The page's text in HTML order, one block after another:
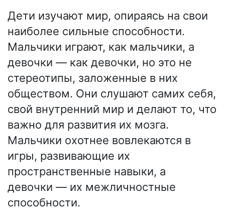
Дети изучают мир, опираясь на свои
наиболее сильные способности.
Мальчики играют, как мальчики, а
девочки — как девочки, но это не
стереотипы, заложенные в них
обществом. Они слушают самих себя,
свой внутренний мир и делают то, что
важно для развития их мозга.
Мальчики охотнее вовлекаются в
игры, развивающие их
пространственные навыки, а
девочки — их межличностные
способности.